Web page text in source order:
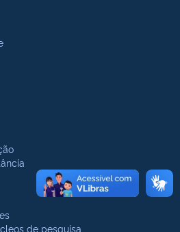
de pesquisa